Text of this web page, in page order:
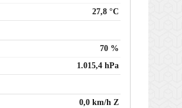
27,8 °C
70 %
1.015,4 hPa
0,0 km/h Z